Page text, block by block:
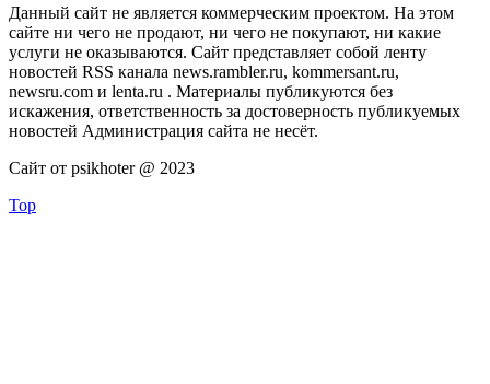
Данный сайт не является коммерческим проектом. На этом
сайте ни чего не продают, ни чего не покупают, ни какие
услуги не оказываются. Сайт представляет собой ленту
новостей RSS канала news.rambler.ru, kommersant.ru,
newsru.com и lenta.ru . Материалы публикуются без
искажения, ответственность за достоверность публикуемых
новостей Администрация сайта не несёт.
Сайт от psikhoter @ 2023
Top